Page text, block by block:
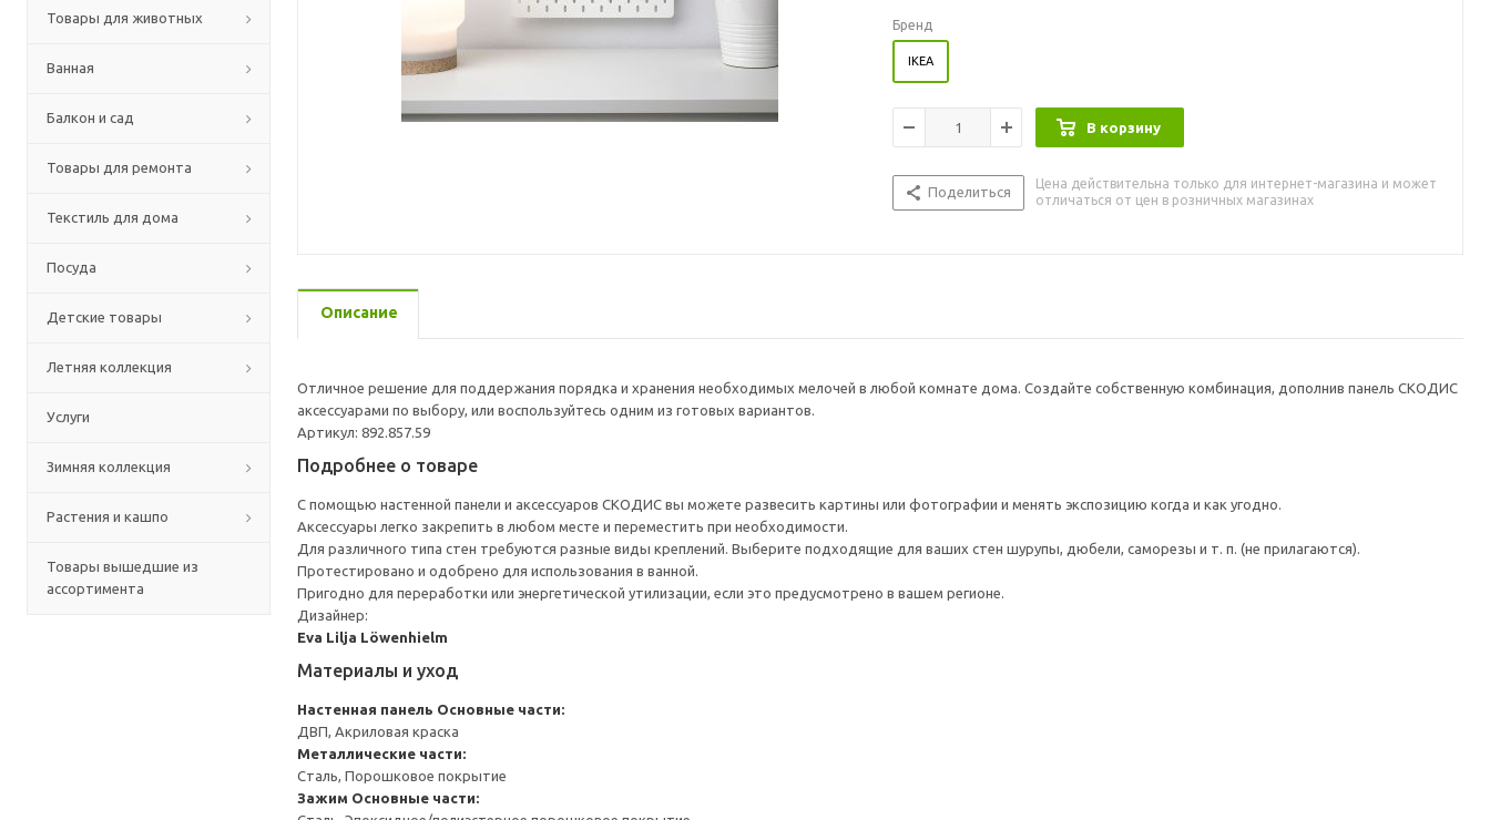
Товары для животных
Ванная
Балкон и сад
Товары для ремонта
Текстиль для дома
Посуда
Детские товары
Летняя коллекция
Услуги
Зимняя коллекция
Растения и кашпо
Товары вышедшие из
ассортимента
Бренд
IKEA
В корзину
Поделиться
Цена действительна только для интернет-магазина и может
отличаться от цен в розничных магазинах
Описание
Отличное решение для поддержания порядка и хранения необходимых мелочей в любой комнате дома. Создайте собственную комбинация, дополнив панель СКОДИС
аксессуарами по выбору, или воспользуйтесь одним из готовых вариантов.
Артикул: 892.857.59
Подробнее о товаре
С помощью настенной панели и аксессуаров СКОДИС вы можете развесить картины или фотографии и менять экспозицию когда и как угодно.
Аксессуары легко закрепить в любом месте и переместить при необходимости.
Для различного типа стен требуются разные виды креплений. Выберите подходящие для ваших стен шурупы, дюбели, саморезы и т. п. (не прилагаются).
Протестировано и одобрено для использования в ванной.
Пригодно для переработки или энергетической утилизации, если это предусмотрено в вашем регионе.
Дизайнер:
Eva Lilja Löwenhielm
Материалы и уход
Настенная панель Основные части:
ДВП, Акриловая краска
Металлические части:
Сталь, Порошковое покрытие
Зажим Основные части: